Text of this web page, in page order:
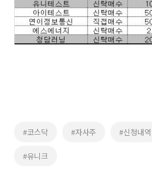
#코스닥 #자사주 #신청내역
#유니크